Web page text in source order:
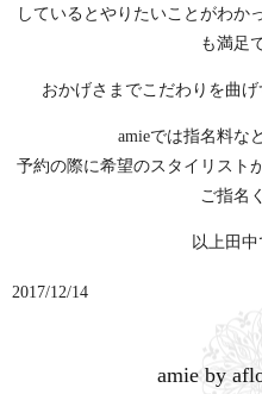
しているとやりたいことがわか
も満足
おかげさまでこだわりを曲
amieでは指名料な
予約の際に希望のスタイリスト
ご指名
以上田中
2017/12/14
amie by